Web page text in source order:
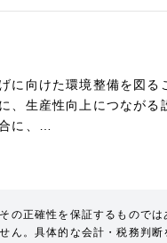
に向けた環境整備を図
、生産性向上につなが
に、…
の正確性を保証するもので
ん。具体的な会計・税務判